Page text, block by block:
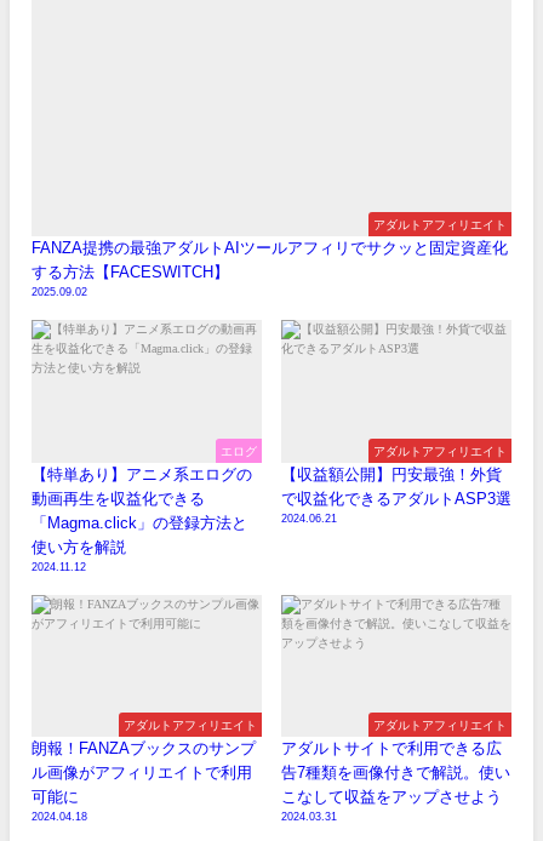
アダルトアフィリエイト
FANZA提携の最強アダルトAIツールアフィリでサクッと固定資産化
する方法【FACESWITCH】
2025.09.02
エログ
【特単あり】アニメ系エログの
動画再生を収益化できる
「Magma.click」の登録方法と
使い方を解説
2024.11.12
アダルトアフィリエイト
【収益額公開】円安最強！外貨
で収益化できるアダルトASP3選
2024.06.21
アダルトアフィリエイト
朗報！FANZAブックスのサンプ
ル画像がアフィリエイトで利用
可能に
2024.04.18
アダルトアフィリエイト
アダルトサイトで利用できる広
告7種類を画像付きで解説。使い
こなして収益をアップさせよう
2024.03.31